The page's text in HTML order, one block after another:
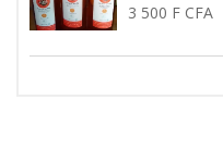
3 500 F CFA